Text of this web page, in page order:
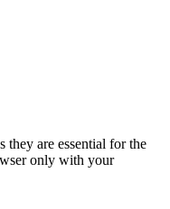
they are essential for the
only with your